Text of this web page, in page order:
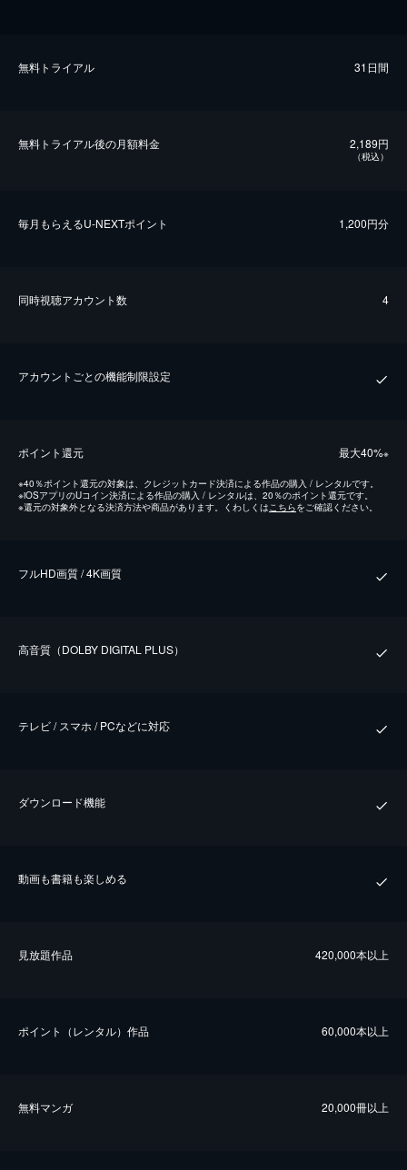
無料トライアル 31日間
無料トライアル後の⽉額料金 2,189円
（税込）
毎⽉もらえるU-NEXTポイント 1,200円分
同時視聴アカウント数 4
アカウントごとの機能制限設定
ポイント還元 最⼤40%※
※40％ポイント還元の対象は、クレジットカード決済による作品の購入 / レンタルです。
※iOSアプリのUコイン決済による作品の購入 / レンタルは、20％のポイント還元です。
※還元の対象外となる決済方法や商品があります。くわしくは こちらをご確認ください。
フルHD画質 / 4K画質
⾼⾳質（DOLBY DIGITAL PLUS）
テレビ / スマホ / PCなどに対応
ダウンロード機能
動画も書籍も楽しめる
⾒放題作品 420,000本以上
ポイント（レンタル）作品 60,000本以上
無料マンガ 20,000冊以上